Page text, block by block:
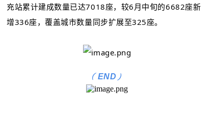
充站累计建成数量已达7018座，较6月中旬的6682座新
增336座，覆盖城市数量同步扩展至325座。
(END )